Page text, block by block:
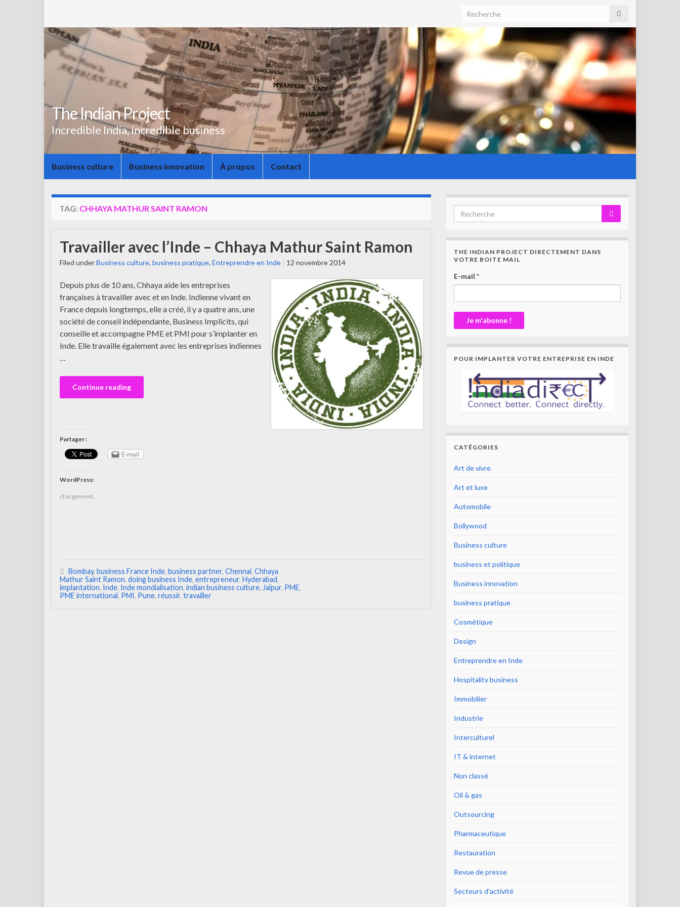
The Indian Project
Incredible India, incredible business
Business culture Business innovation À propos Contact
TAG: CHHAYA MATHUR SAINT RAMON
Travailler avec l’Inde – Chhaya Mathur Saint Ramon
Filed underBusiness culture, business pratique, Entreprendre en Inde 12 novembre 2014
Depuis plus de 10 ans, Chhaya aide les entreprises
françaises à travailler avec et en Inde. Indienne vivant en
France depuis longtemps, elle a créé, il y a quatre ans, une
société de conseil indépendante, Business Implicits, qui
conseille et accompagne PME et PMI pour s’implanter en
Inde. Elle travaille également avec les entreprises indiennes
…
Continue reading
Partager :
E-mail
WordPress:
chargement…
Bombay, business France Inde, business partner, Chennai, Chhaya
Mathur Saint Ramon, doing business Inde, entrepreneur, Hyderabad,
implantation, Inde, Inde mondialisation, indian business culture, Jaïpur, PME,
PME international, PMI, Pune, réussir, travailler
THE INDIAN PROJECT DIRECTEMENT DANS
VOTRE BOITE MAIL
E-mail *
POUR IMPLANTER VOTRE ENTREPRISE EN INDE
CATÉGORIES
Art de vivre
Art et luxe
Automobile
Bollywood
Business culture
business et politique
Business innovation
business pratique
Cosmétique
Design
Entreprendre en Inde
Hospitality business
Immobilier
Industrie
Interculturel
IT & internet
Non classé
Oil & gas
Outsourcing
Pharmaceutique
Restauration
Revue de presse
Secteurs d'activité